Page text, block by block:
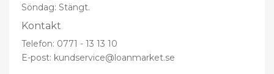
Söndag: Stängt.
Kontakt
Telefon: 0771 - 13 13 10
E-post: kundservice@loanmarket.se